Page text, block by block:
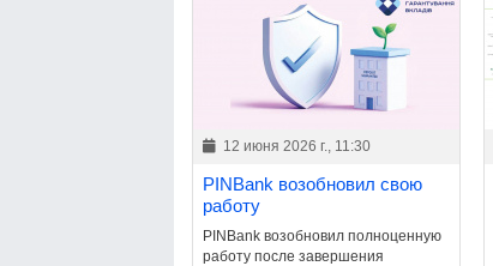
12 июня 2026 г., 11:30
PINBank возобновил свою
работу
PINBank возобновил полноценную
работу после завершения